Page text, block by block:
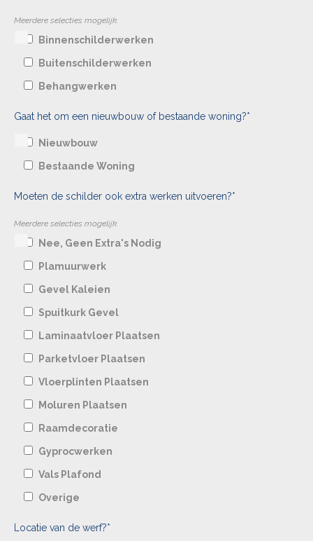
Meerdere selecties mogelijk.
Binnenschilderwerken
Buitenschilderwerken
Behangwerken
Gaat het om een nieuwbouw of bestaande woning?*
Nieuwbouw
Bestaande Woning
Moeten de schilder ook extra werken uitvoeren?*
Meerdere selecties mogelijk.
Nee, Geen Extra's Nodig
Plamuurwerk
Gevel Kaleien
Spuitkurk Gevel
Laminaatvloer Plaatsen
Parketvloer Plaatsen
Vloerplinten Plaatsen
Moluren Plaatsen
Raamdecoratie
Gyprocwerken
Vals Plafond
Overige
Locatie van de werf?*